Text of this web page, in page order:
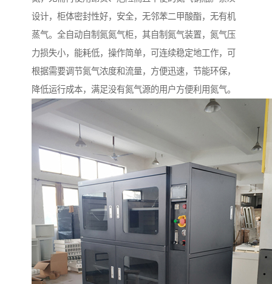
设计，柜体密封性好，安全，无邻苯二甲酸酯，无有机
蒸气。全自动自制氮氮气柜，其自制氮气装置，氮气压
力损失小，能耗低，操作简单，可连续稳定地工作，可
根据需要调节氮气浓度和流量，方便迅速，节能环保，
降低运行成本，满足没有氮气源的用户方便利用氮气。